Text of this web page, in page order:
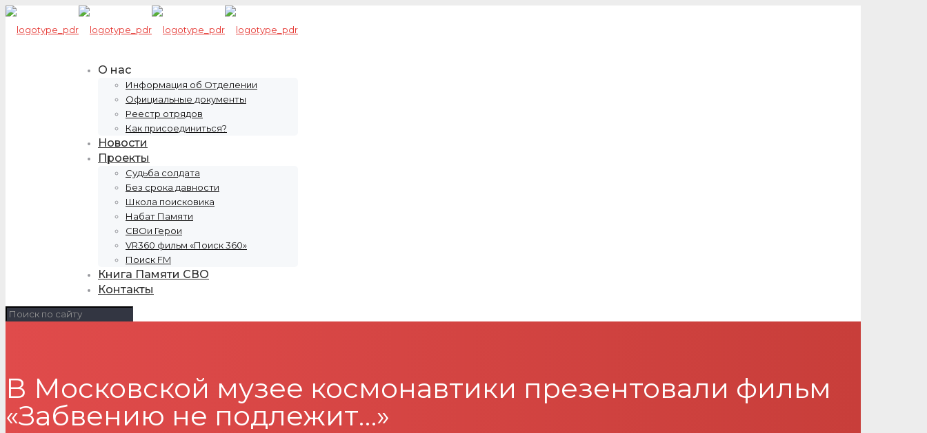
О нас
Информация об Отделении
Официальные документы
Реестр отрядов
Как присоединиться?
Новости
Проекты
Судьба солдата
Без срока давности
Школа поисковика
Набат Памяти
СВОи Герои
VR360 фильм «Поиск 360»
Поиск FM
Книга Памяти СВО
Контакты
В Московской музее космонавтики презентовали фильм
«Забвению не подлежит…»